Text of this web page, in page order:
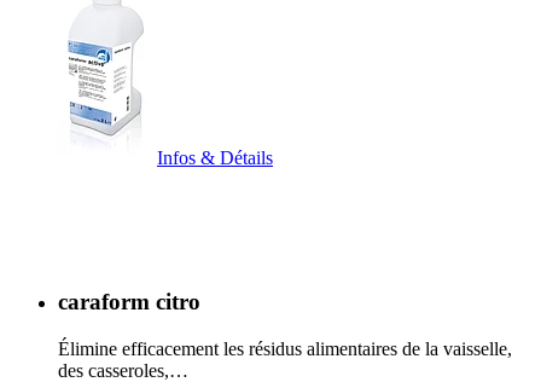
Infos & Détails
caraform citro
Élimine efficacement les résidus alimentaires de la vaisselle,
des casseroles,…